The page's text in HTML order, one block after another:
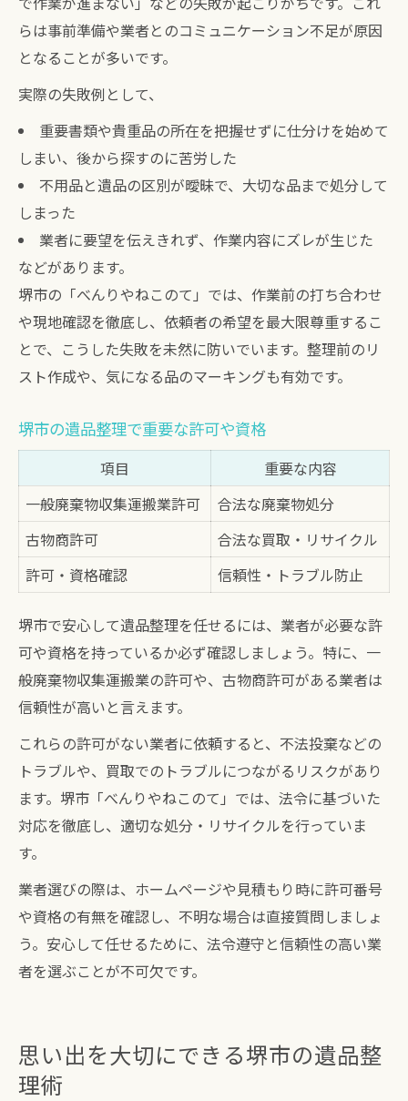
らは事前準備や業者とのコミュニケーション不足が原因
となることが多いです。
実際の失敗例として、
重要書類や貴重品の所在を把握せずに仕分けを始めて
しまい、後から探すのに苦労した
不用品と遺品の区別が曖昧で、大切な品まで処分して
しまった
業者に要望を伝えきれず、作業内容にズレが生じた
などがあります。
堺市の「べんりやねこのて」では、作業前の打ち合わせ
や現地確認を徹底し、依頼者の希望を最大限尊重するこ
とで、こうした失敗を未然に防いでいます。整理前のリ
スト作成や、気になる品のマーキングも有効です。
堺市の遺品整理で重要な許可や資格
項目
重要な内容
一般廃棄物収集運搬業許可
合法な廃棄物処分
古物商許可
合法な買取・リサイクル
許可・資格確認
信頼性・トラブル防止
堺市で安心して遺品整理を任せるには、業者が必要な許
可や資格を持っているか必ず確認しましょう。特に、一
般廃棄物収集運搬業の許可や、古物商許可がある業者は
信頼性が高いと言えます。
これらの許可がない業者に依頼すると、不法投棄などの
トラブルや、買取でのトラブルにつながるリスクがあり
ます。堺市「べんりやねこのて」では、法令に基づいた
対応を徹底し、適切な処分・リサイクルを行っていま
す。
業者選びの際は、ホームページや見積もり時に許可番号
や資格の有無を確認し、不明な場合は直接質問しましょ
う。安心して任せるために、法令遵守と信頼性の高い業
者を選ぶことが不可欠です。
思い出を大切にできる堺市の遺品整
理術